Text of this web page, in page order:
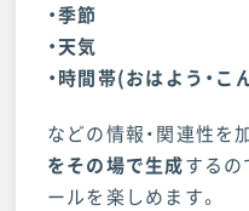
・季節
・天気
・時間帯(おはよう・
などの情報・関連性を
をその場で生成するの
ールを楽しめます。